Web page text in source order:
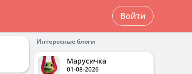
Войти
Интересные блоги
Марусичка
01-08-2026